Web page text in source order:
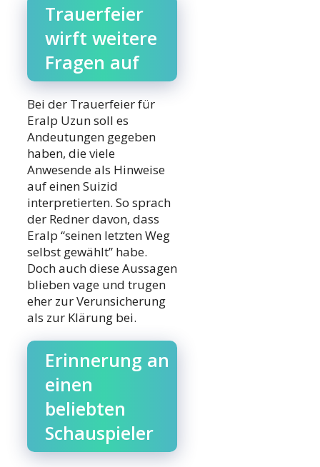
Trauerfeier
wirft weitere
Fragen auf
Bei der Trauerfeier für
Eralp Uzun soll es
Andeutungen gegeben
haben, die viele
Anwesende als Hinweise
auf einen Suizid
interpretierten. So sprach
der Redner davon, dass
Eralp “seinen letzten Weg
selbst gewählt” habe.
Doch auch diese Aussagen
blieben vage und trugen
eher zur Verunsicherung
als zur Klärung bei.
Erinnerung an
einen
beliebten
Schauspieler